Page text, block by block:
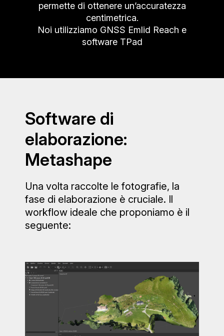
permette di ottenere un’accuratezza
centimetrica.
Noi utilizziamo GNSS Emlid Reach e
software TPad
Software di
elaborazione:
Metashape
Una volta raccolte le fotografie, la
fase di elaborazione è cruciale. Il
workflow ideale che proponiamo è il
seguente: